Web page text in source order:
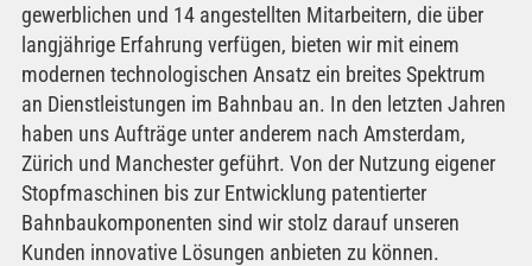
gewerblichen und 14 angestellten Mitarbeitern, die über
langjährige Erfahrung verfügen, bieten wir mit einem
modernen technologischen Ansatz ein breites Spektrum
an Dienstleistungen im Bahnbau an. In den letzten Jahren
haben uns Aufträge unter anderem nach Amsterdam,
Zürich und Manchester geführt. Von der Nutzung eigener
Stopfmaschinen bis zur Entwicklung patentierter
Bahnbaukomponenten sind wir stolz darauf unseren
Kunden innovative Lösungen anbieten zu können.